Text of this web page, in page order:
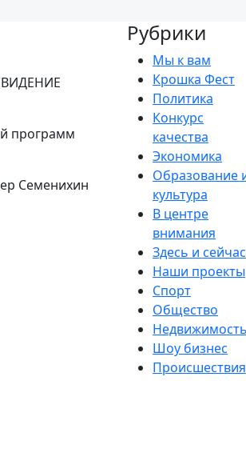
программ
Семенихин
Рубрики
Мы к вам
Крошка Фест
Политика
Конкурс
качества
Экономика
Образование
культура
В центре
внимания
Здесь и сейчас
Наши проекты
Спорт
Общество
Недвижимость
Шоу бизнес
Происшествия